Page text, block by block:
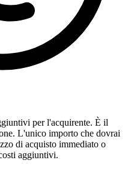
per l'acquirente. È il
L'unico importo che dovrai
di acquisto immediato o
aggiuntivi.